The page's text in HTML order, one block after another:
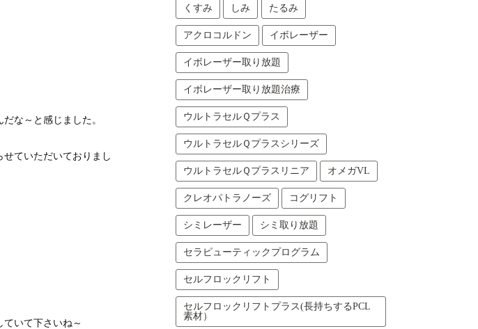
な～と感じました。
ていただいておりまし
いて下さいね～
くすみ しみ たるみ
アクロコルドン イボレーザー
イボレーザー取り放題
イボレーザー取り放題治療
ウルトラセルＱプラス
ウルトラセルＱプラスシリーズ
ウルトラセルＱプラスリニア オメガVL
クレオパトラノーズ コグリフト
シミレーザー シミ取り放題
セラピューティックプログラム
セルフロックリフト
セルフロックリフトプラス(長持ちするPCL
素材）